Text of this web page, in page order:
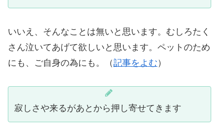
いいえ、そんなことは無いと思います。むしろたく
さん泣いてあげて欲しいと思います。ペットのため
にも、ご自身の為にも。（記事をよむ ）
寂しさや来るがあとから押し寄せてきます